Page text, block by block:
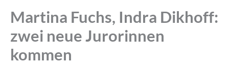
Martina Fuchs, Indra Dikhoff:
zwei neue Jurorinnen
kommen